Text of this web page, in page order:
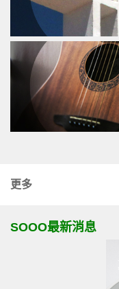
更多
SOOO最新消息